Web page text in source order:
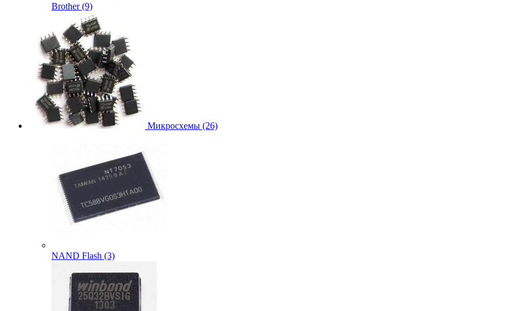
Brother (9)
Микросхемы (26)
NAND Flash (3)